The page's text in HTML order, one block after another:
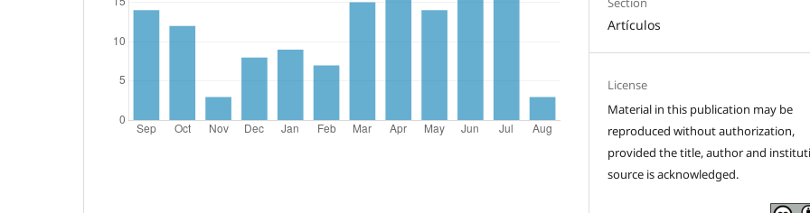
Artículos
License
Material in this publication may be
reproduced without authorization,
provided the title, author and
source is acknowledged.